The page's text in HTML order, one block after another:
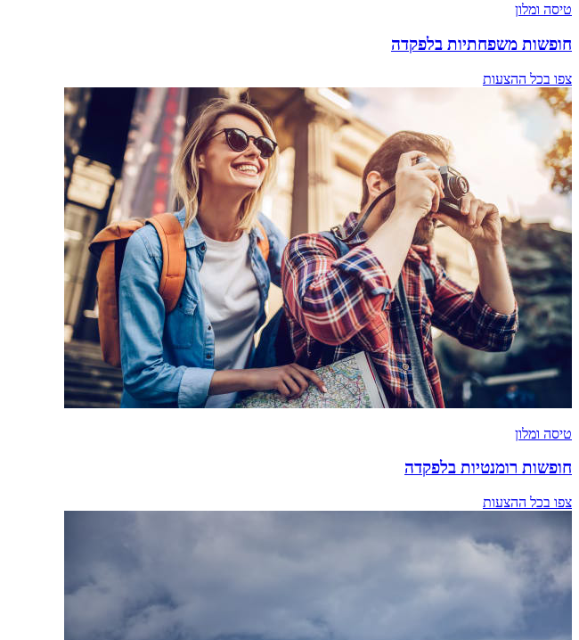
טיסה ומלון
חופשות משפחתיות בלפקדה
צפו בכל ההצעות
טיסה ומלון
חופשות רומנטיות בלפקדה
צפו בכל ההצעות